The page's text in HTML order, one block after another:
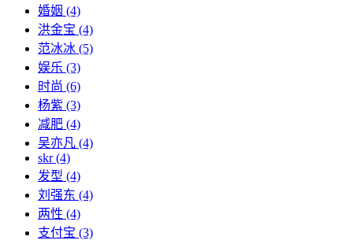
婚姻 (4)
洪金宝 (4)
范冰冰 (5)
娱乐 (3)
时尚 (6)
杨紫 (3)
减肥 (4)
吴亦凡 (4)
skr(4)
发型 (4)
刘强东 (4)
两性 (4)
支付宝 (3)